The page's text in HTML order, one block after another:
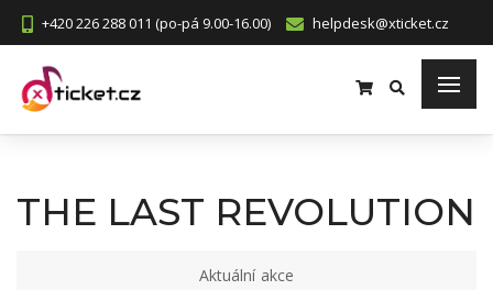
+420 226 288 011 (po-pá 9.00-16.00) helpdesk@xticket.cz
THE LAST REVOLUTION
Aktuální akce